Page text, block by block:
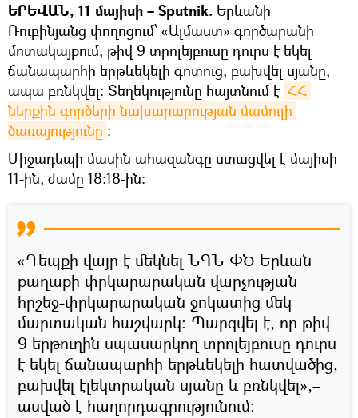
ԵՐԵՎԱՆ, 11 մայիսի – Sputnik. Երևանի
Ռուբինյանց փողոցում՝ «Ալմաստ» գործարանի
մոտակայքում, թիվ 9 տրոլեյբուսը դուրս է եկել
ճանապարհի երթևեկելի գոտուց, բախվել սյանը,
ապա բռնկվել։ Տեղեկությունը հայտնում է ՀՀ
ներքին գործերի նախարարության մամուլի
ծառայությունը ։
Միջադեպի մասին ահազանգը ստացվել է մայիսի
11-ին, ժամը 18։18-ին։
«Դեպքի վայր է մեկնել ՆԳՆ ՓԾ Երևան
քաղաքի փրկարարական վարչության
հրշեջ-փրկարարական ջոկատից մեկ
մարտական հաշվարկ։ Պարզվել է, որ թիվ
9 երթուղին սպասարկող տրոլեյբուսը դուրս
է եկել ճանապարհի երթևեկելի հատվածից,
բախվել էլեկտրական սյանը և բռնկվել»,–
ասված է հաղորդագրությունում։